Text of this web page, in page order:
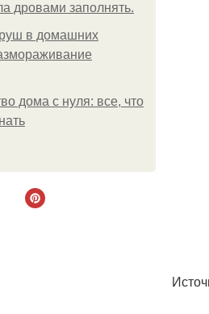
дровами заполнять.
в домашних
дома с нуля: все, что